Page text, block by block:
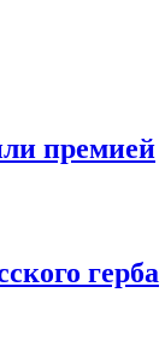
премией
герба